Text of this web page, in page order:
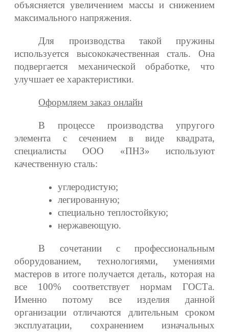
объясняется увеличением массы и снижением
максимального напряжения.
Для производства такой пружины
используется высококачественная сталь. Она
подвергается механической обработке, что
улучшает ее характеристики.
Оформляем заказ онлайн
В процессе производства упругого
элемента с сечением в виде квадрата,
специалисты ООО «ПНЗ» используют
качественную сталь:
углеродистую;
легированную;
специально теплостойкую;
нержавеющую.
В сочетании с профессиональным
оборудованием, технологиями, умениями
мастеров в итоге получается деталь, которая на
все 100% соответствует нормам ГОСТа.
Именно потому все изделия данной
организации отличаются длительным сроком
эксплуатации, сохранением изначальных